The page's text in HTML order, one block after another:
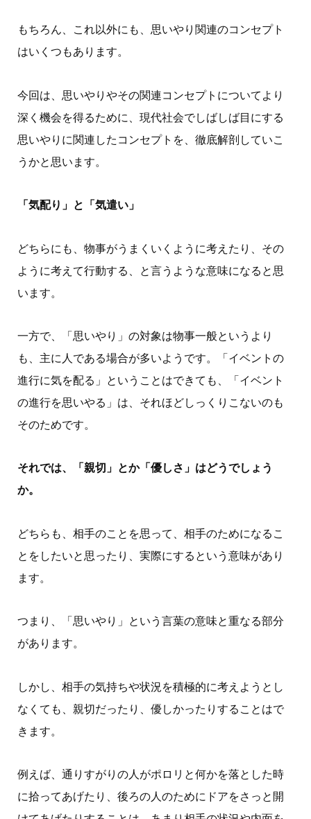
もちろん、これ以外にも、思いやり関連のコンセプト
はいくつもあります。
今回は、思いやりやその関連コンセプトについてより
深く機会を得るために、現代社会でしばしば目にする
思いやりに関連したコンセプトを、徹底解剖していこ
うかと思います。
「気配り」と「気遣い」
どちらにも、物事がうまくいくように考えたり、その
ように考えて行動する、と言うような意味になると思
います。
一方で、「思いやり」の対象は物事一般というより
も、主に人である場合が多いようです。「イベントの
進行に気を配る」ということはできても、「イベント
の進行を思いやる」は、それほどしっくりこないのも
そのためです。
それでは、「親切」とか「優しさ」はどうでしょう
か。
どちらも、相手のことを思って、相手のためになるこ
とをしたいと思ったり、実際にするという意味があり
ます。
つまり、「思いやり」という言葉の意味と重なる部分
があります。
しかし、相手の気持ちや状況を積極的に考えようとし
なくても、親切だったり、優しかったりすることはで
きます。
例えば、通りすがりの人がポロリと何かを落とした時
に拾ってあげたり、後ろの人のためにドアをさっと開